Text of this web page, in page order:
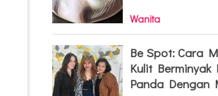
Wanita
Be Spot: Cara
Kulit
Panda Dengan